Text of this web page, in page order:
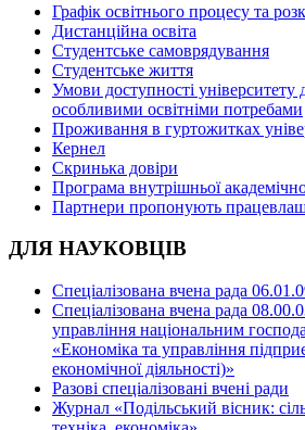
Графік освітнього процесу та
Дистанційна освіта
Студентське самоврядування
Студентське життя
Умови доступності університету
особливими освітніми потребами
Проживання в гуртожитках
Кернел
Скринька довіри
Програма внутрішньої
Партнери пропонують
ДЛЯ НАУКОВЦІВ
Спеціалізована вчена рада
Спеціалізована вчена рада
управління національним
«Економіка та управління
економічної діяльності)»
Разові спеціалізовані вчені ради
Журнал «Подільський вісник: